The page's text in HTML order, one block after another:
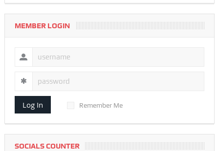
MEMBER LOGIN
Log In Remember Me
SOCIALS COUNTER